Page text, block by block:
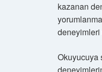
kazanan
deneyimleri
Okuyucuya